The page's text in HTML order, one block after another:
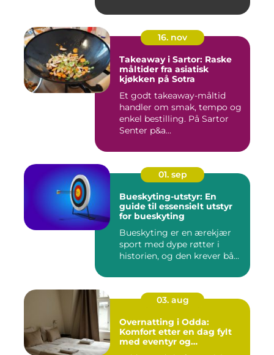
16. nov
Takeaway i Sartor: Raske
måltider fra asiatisk
kjøkken på Sotra
Et godt takeaway-måltid
handler om smak, tempo og
enkel bestilling. På Sartor
Senter p&a...
01. sep
Bueskyting-utstyr: En
guide til essensielt utstyr
for bueskyting
Bueskyting er en ærekjær
sport med dype røtter i
historien, og den krever bå...
03. aug
Overnatting i Odda:
Komfort etter en dag fylt
med eventyr og